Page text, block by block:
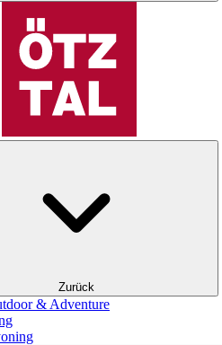
Zurück
& Adventure